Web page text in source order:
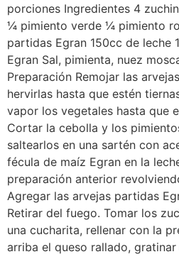
porciones Ingredientes 4
¼ pimiento verde ¼ pimiento
partidas Egran 150cc de leche
Egran Sal, pimienta, nuez
Preparación Remojar las
hervirlas hasta que estén
vapor los vegetales hasta que
Cortar la cebolla y los
saltearlos en una sartén con
fécula de maíz Egran en la
preparación anterior
Agregar las arvejas partidas
Retirar del fuego. Tomar los
una cucharita, rellenar con la
arriba el queso rallado,